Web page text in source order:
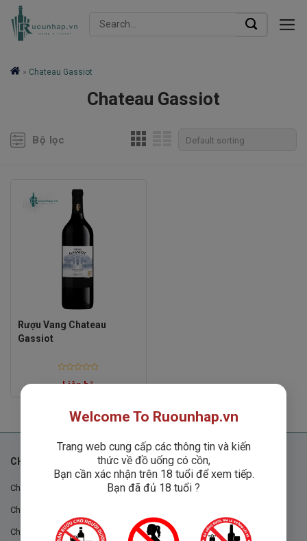
Skip
Search
» Chateau Gassiot
Chateau Gassiot
Bộ lọc
Rượu Vang Chateau
Gassiot
Rated
Liên hệ
CHÍNH SÁCH
Chính sách chung
Chính sách đổi trả
Chính sách mua hàng
Welcome To Ruounhap.vn
Trang web cung cấp các thông tin và kiến
thức về đồ uống có cồn,
Bạn cần xác nhận trên 18 tuổi để xem tiếp.
Bạn đã đủ 18 tuổi ?